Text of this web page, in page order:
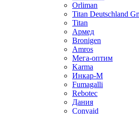
Orliman
Titan Deutschland
Titan
Армед
Bronigen
Amros
Мега-оптим
Karma
Инкар-М
Fumagalli
Rebotec
Дания
Convaid